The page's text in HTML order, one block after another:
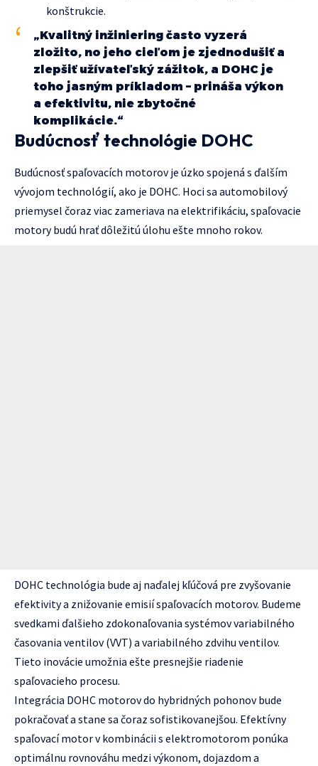
konštrukcie.
„Kvalitný inžiniering často vyzerá
zložito, no jeho cieľom je zjednodušiť a
zlepšiť užívateľský zážitok, a DOHC je
toho jasným príkladom – prináša výkon
a efektivitu, nie zbytočné
komplikácie.“
Budúcnosť technológie DOHC
Budúcnosť spaľovacích motorov je úzko spojená s ďalším
vývojom technológií, ako je DOHC. Hoci sa automobilový
priemysel čoraz viac zameriava na elektrifikáciu, spaľovacie
motory budú hrať dôležitú úlohu ešte mnoho rokov.
DOHC technológia bude aj naďalej kľúčová pre zvyšovanie
efektivity a znižovanie emisií spaľovacích motorov. Budeme
svedkami ďalšieho zdokonaľovania systémov variabilného
časovania ventilov (VVT) a variabilného zdvihu ventilov.
Tieto inovácie umožnia ešte presnejšie riadenie
spaľovacieho procesu.
Integrácia DOHC motorov do hybridných pohonov bude
pokračovať a stane sa čoraz sofistikovanejšou. Efektívny
spaľovací motor v kombinácii s elektromotorom ponúka
optimálnu rovnováhu medzi výkonom, dojazdom a